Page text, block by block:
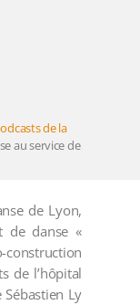
de la
au service de
de Lyon,
de danse «
de l’hôpital
Sébastien Ly